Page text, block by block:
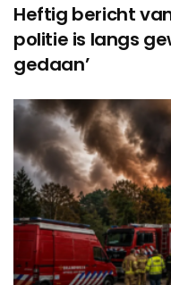
Heftig bericht
politie is langs
gedaan’